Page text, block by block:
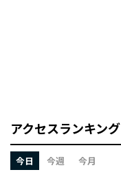
アクセスランキング
今日 今週 今月